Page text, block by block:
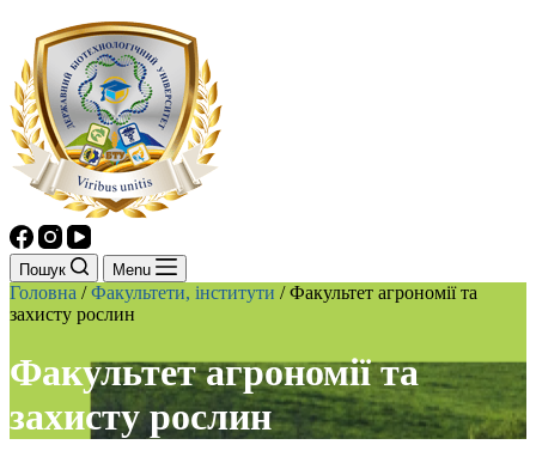
Пошук Menu
Головна /Факультети, інститути /Факультет агрономії та
захисту рослин
Факультет агрономії та
захисту рослин